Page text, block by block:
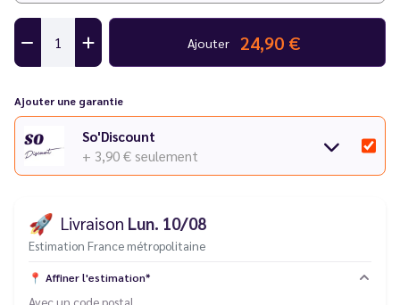
Ajouter 24,90 €
Ajouter une garantie
So'Discount
+ 3,90 € seulement
🚀 Livraison Lun. 10/08
Estimation France métropolitaine
📍 Affiner l'estimation*
Avec un code postal